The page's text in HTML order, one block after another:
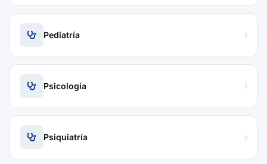
Pediatría
Psicología
Psiquiatría